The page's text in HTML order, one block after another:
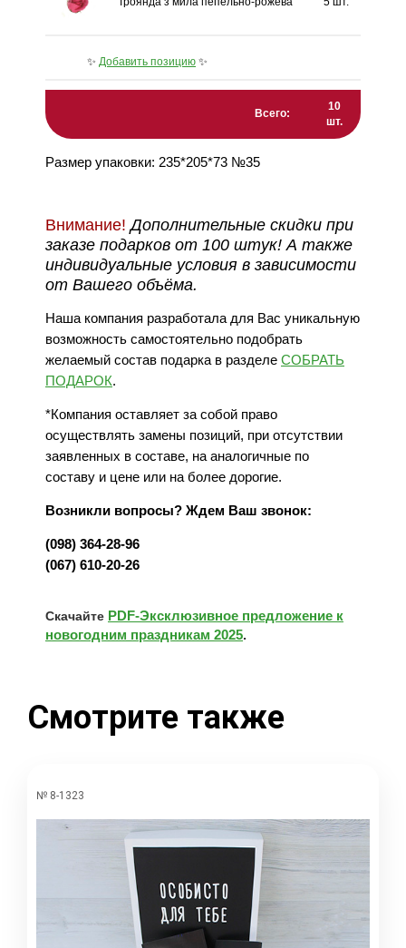
✨ Добавить позицию ✨
Всего:
10
шт.
Размер упаковки: 235*205*73 №35
Внимание! Дополнительные скидки при
заказе подарков от 100 штук! А также
индивидуальные условия в зависимости
от Вашего объёма.
Наша компания разработала для Вас уникальную
возможность самостоятельно подобрать
желаемый состав подарка в разделе СОБРАТЬ
ПОДАРОК.
*Компания оставляет за собой право
осуществлять замены позиций, при отсутствии
заявленных в составе, на аналогичные по
составу и цене или на более дорогие.
Возникли вопросы? Ждем Ваш звонок:
(098) 364-28-96
(067) 610-20-26
Скачайте PDF-Эксклюзивное предложение к
новогодним праздникам 2025.
Смотрите также
№ 8-1323